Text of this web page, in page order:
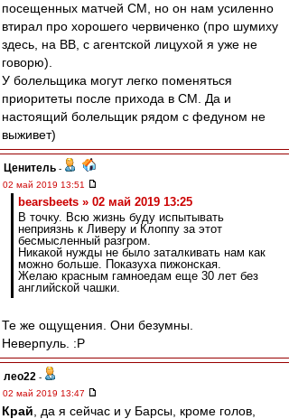
посещенных матчей СМ, но он нам усиленно
втирал про хорошего червиченко (про шумиху
здесь, на ВВ, с агентской лицухой я уже не
говорю).
У болельщика могут легко поменяться
приоритеты после прихода в СМ. Да и
настоящий болельщик рядом с федуном не
выживет)
Ценитель -
02 май 2019 13:51
bearsbeets » 02 май 2019 13:25
В точку. Всю жизнь буду испытывать
неприязнь к Ливеру и Клоппу за этот
бесмысленный разгром.
Никакой нужды не было заталкивать нам как
можно больше. Показуха пижонская.
Желаю красным гамноедам еще 30 лет без
английской чашки.
Те же ощущения. Они безумны.
Неверпуль. :Р
лео22 -
02 май 2019 13:47
Край , да я сейчас и у Барсы, кроме голов,